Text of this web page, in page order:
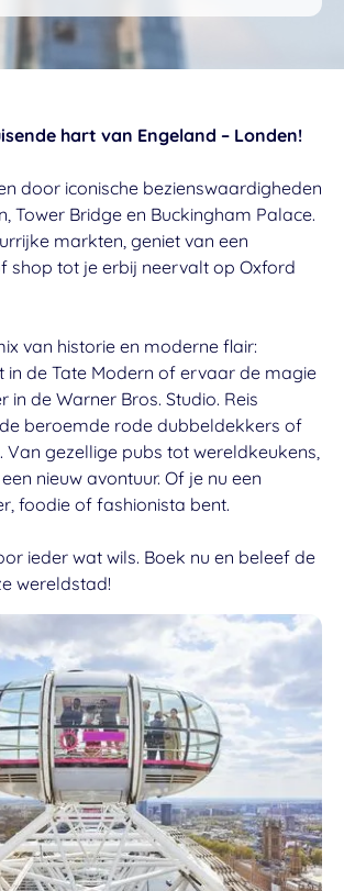
hart van Engeland – Londen!
door iconische bezienswaardigheden
Tower Bridge en Buckingham Palace.
markten, geniet van een
shop tot je erbij neervalt op Oxford
van historie en moderne flair:
in de Tate Modern of ervaar de magie
in de Warner Bros. Studio. Reis
beroemde rode dubbeldekkers of
Van gezellige pubs tot wereldkeukens,
nieuw avontuur. Of je nu een
foodie of fashionista bent.
ieder wat wils. Boek nu en beleef de
wereldstad!